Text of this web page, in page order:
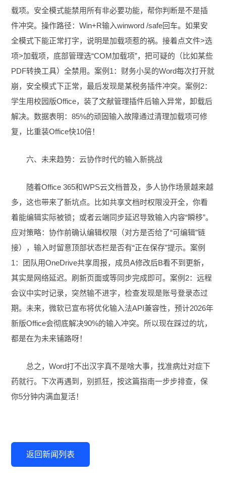
载项。安全模式能禁用所有非必要功能，帮你判断是不是插
件冲突。操作路径：Win+R输入winword /safe回车。如果安
全模式下能正常打字，说明是加载项惹的祸。接着点文件>选
项>加载项，底部管理选“COM加载项”，把可疑的（比如某些
PDF转换工具）全禁用。案例1：财务小吴的Word每次打开就
崩，安全模式下正常，最后发现是某税务插件冲突。案例2：
学生用校园版Office，装了文献管理插件后输入异常，卸载后
解决。数据表明：85%的顽固输入故障通过清理加载项可修
复，比重装Office快10倍！
六、未来趋势：云协作时代的输入新挑战
随着Office 365和WPS云文档普及，多人协作场景越来越
多，这也带来了新坑点。比如共享文档时权限没开全，你看
着能编辑实际被锁；或者云端同步延迟导致输入内容“瞬移”。
应对策略：协作前确认编辑权限（对方是否给了“可编辑”链
接），输入时留意顶部状态栏是否有“正在保存”提示。案例
1：团队用OneDrive共享周报，成员A修改后B看不到更新，
其实是网络延迟。刷新页面或等同步完成即可。案例2：远程
会议中实时记录，突然输不进字，检查发现是账号登录态过
期。未来，微软已宣布将优化输入法API兼容性，预计2026年
新版Office会彻底解决90%的输入冲突。所以现在踩过的坑，
都是在为未来铺路呀！
总之，Word打不出汉字真不是啥大事，找准病灶对症下
药就行。下次再遇到，别抓狂，按这篇指南一步步排查，保
你5分钟内满血复活！
返回新闻列表